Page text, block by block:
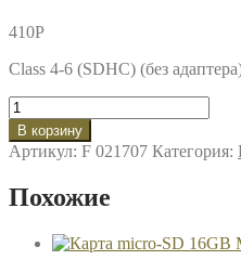
410P
Class 4-6 (SDHC) (без
Количество
товара
Карта
micro-
4GB
13612-
В корзину
Артикул: F 021707 Категория:
Похожие